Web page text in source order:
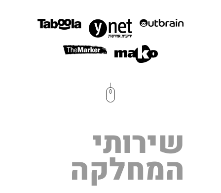
שירותי
המחלקה